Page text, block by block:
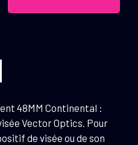
48MM Continental :
Vector Optics. Pour
de visée ou de son